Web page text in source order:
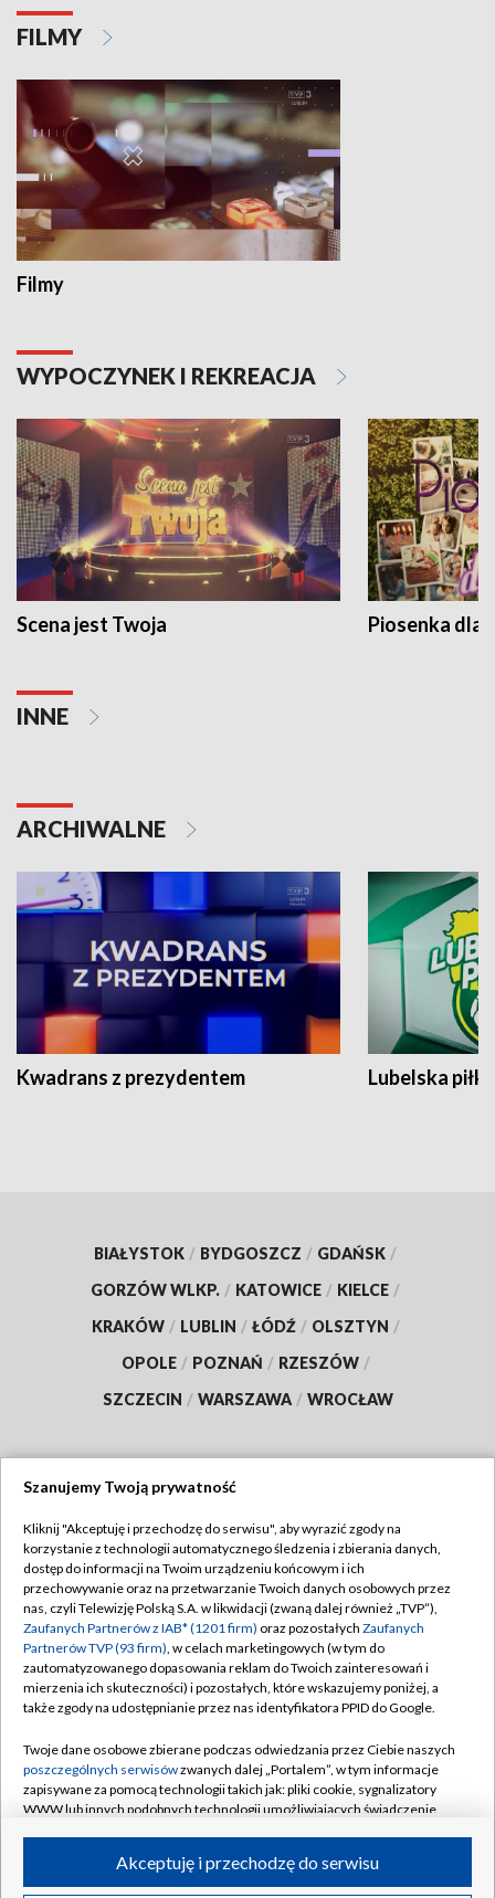
FILMY
Filmy
WYPOCZYNEK I REKREACJA
Scena jest Twoja Piosenka dla
INNE
ARCHIWALNE
Kwadrans z prezydentem Lubelska piłka
BIAŁYSTOK / BYDGOSZCZ / GDAŃSK /
GORZÓW WLKP. / KATOWICE / KIELCE /
KRAKÓW / LUBLIN / ŁÓDŹ / OLSZTYN /
OPOLE / POZNAŃ / RZESZÓW /
SZCZECIN / WARSZAWA / WROCŁAW
TVP
Abonament TVP
Emisja w TVP
Centrum informacji TVP
Naziemna Telewizja Cyfrowa
Rada Programowa
System NOS
Informacje o nadawcy
Program dla prasy
Regulamin TVP
Polityka prywatności
Moje zgody
Pomoc
Kontakt
Kanały
Szanujemy Twoją prywatność
Kliknij "Akceptuję i przechodzę do serwisu", aby wyrazić zgody na
korzystanie z technologii automatycznego śledzenia i zbierania danych,
dostęp do informacji na Twoim urządzeniu końcowym i ich
przechowywanie oraz na przetwarzanie Twoich danych osobowych przez
nas, czyli Telewizję Polską S.A. w likwidacji (zwaną dalej również „TVP”),
Zaufanych Partnerów z IAB* (1201 firm) oraz pozostałych Zaufanych
Partnerów TVP (93 firm), w celach marketingowych (w tym do
zautomatyzowanego dopasowania reklam do Twoich zainteresowań i
mierzenia ich skuteczności) i pozostałych, które wskazujemy poniżej, a
także zgody na udostępnianie przez nas identyfikatora PPID do Google.
Twoje dane osobowe zbierane podczas odwiedzania przez Ciebie naszych
poszczególnych serwisówzwanych dalej „Portalem”, w tym informacje
zapisywane za pomocą technologii takich jak: pliki cookie, sygnalizatory
WWW lub innych podobnych technologii umożliwiających świadczenie
ruchu w Internecie.Akceptuję i przechodzę do serwisu